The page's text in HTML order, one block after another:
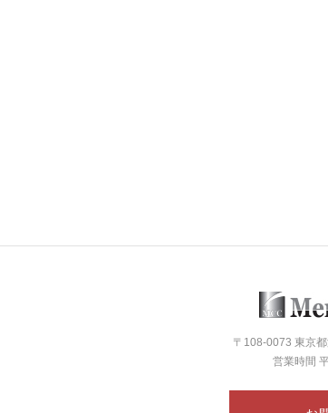
〒108-0073 東京
営業時間